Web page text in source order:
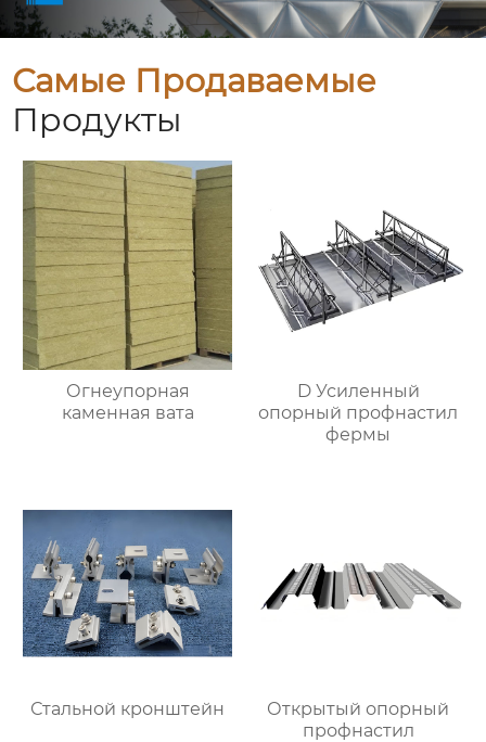
Самые Продаваемые
Продукты
Огнеупорная
каменная вата
D Усиленный
опорный профнастил
фермы
Стальной кронштейн
Открытый опорный
профнастил